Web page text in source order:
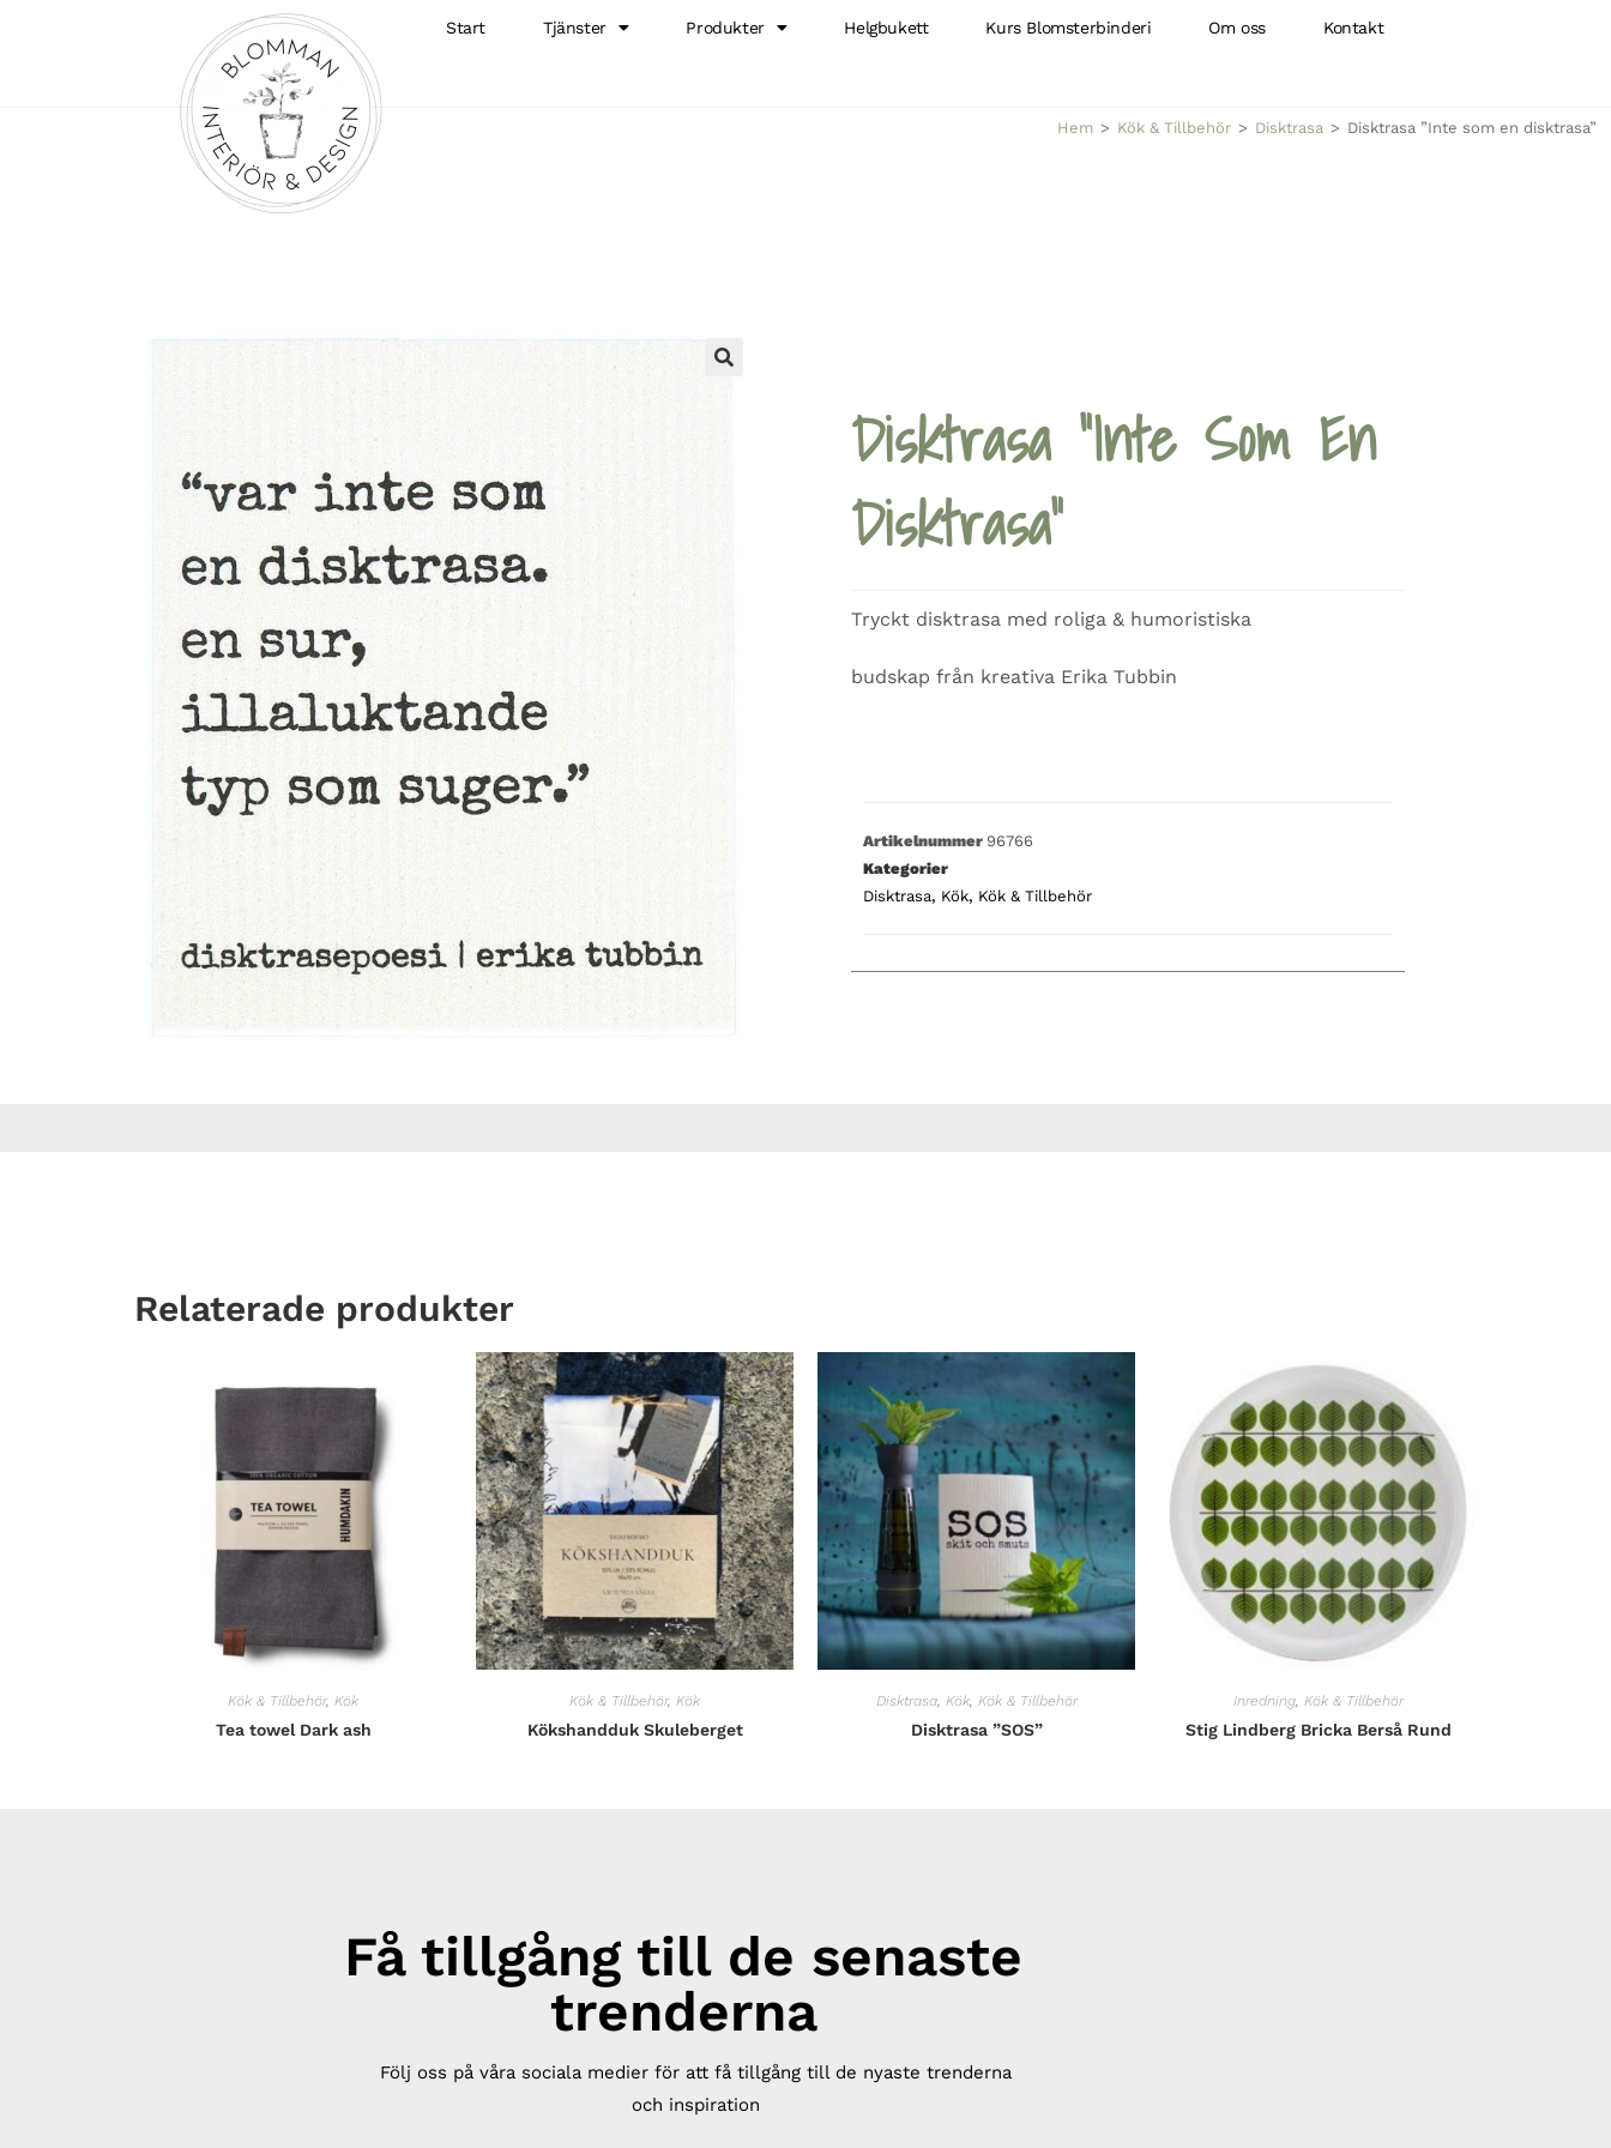
Start Tjänster Produkter Helgbukett Kurs Blomsterbinderi Om oss Kontakt
Hem > Kök & Tillbehör > Disktrasa > Disktrasa ”Inte som en disktrasa”
Disktrasa ”Inte Som En
Disktrasa”
Tryckt disktrasa med roliga & humoristiska
budskap från kreativa Erika Tubbin
Artikelnummer 96766
Kategorier
Disktrasa, Kök, Kök & Tillbehör
Relaterade produkter
Kök & Tillbehör, Kök
Tea towel Dark ash
Kök & Tillbehör, Kök
Kökshandduk Skuleberget
Disktrasa, Kök, Kök & Tillbehör
Disktrasa ”SOS”
Inredning, Kök & Tillbehör
Stig Lindberg Bricka Berså Rund
Få tillgång till de senaste
trenderna
Följ oss på våra sociala medier för att få tillgång till de nyaste trenderna
och inspiration